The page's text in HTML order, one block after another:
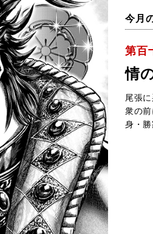
今月
第百
情
尾張
衆の
身・